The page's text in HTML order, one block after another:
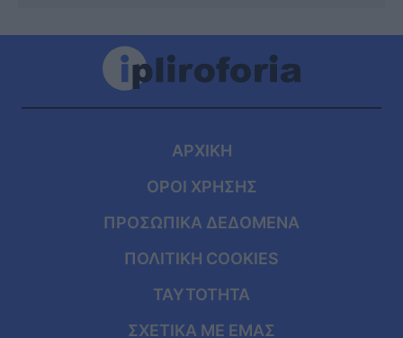
ΑΡΧΙΚΗ
ΟΡΟΙ ΧΡΗΣΗΣ
ΠΡΟΣΩΠΙΚΑ ΔΕΔΟΜΕΝΑ
ΠΟΛΙΤΙΚΗ COOKIES
ΤΑΥΤΟΤΗΤΑ
ΣΧΕΤΙΚΑ ΜΕ ΕΜΑΣ